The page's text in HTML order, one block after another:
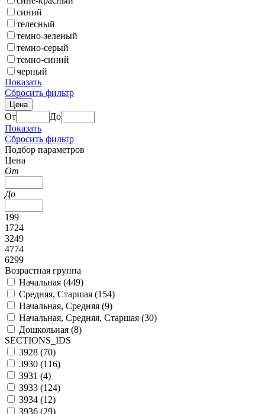
синий
телесный
темно-зеленый
темно-серый
темно-синий
черный
Показать
Сбросить фильтр
Цена
От
До
Показать
Сбросить фильтр
Подбор параметров
Цена
От
До
199
1724
3249
4774
6299
Возрастная группа
Начальная (449)
Средняя, Старшая (154)
Начальная, Средняя (9)
Начальная, Средняя, Старшая (30)
Дошкольная (8)
SECTIONS_IDS
3928 (70)
3930 (116)
3931 (4)
3933 (124)
3934 (12)
3936 (29)